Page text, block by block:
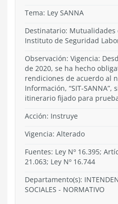
Tema: Ley SANNA
Destinatario: Mutualidades
Instituto de Seguridad
Observación: Vigencia:
de 2020, se ha hecho
rendiciones de acuerdo al
Información, “SIT-
itinerario fijado para
Acción: Instruye
Vigencia: Alterado
Fuentes: Ley Nº 16.395;
21.063; Ley Nº 16.744
Departamento(s):
SOCIALES - NORMATIVO